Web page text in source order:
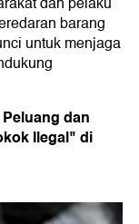
barang
untuk menjaga
dan
Ilegal" di